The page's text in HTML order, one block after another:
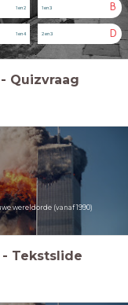
1 en 2 B
1 en 3
1 en 4 D
2 en 3
- Quizvraag
wereldorde (vanaf 1990)
- Tekstslide